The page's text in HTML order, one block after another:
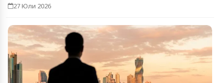
27 Юли 2026